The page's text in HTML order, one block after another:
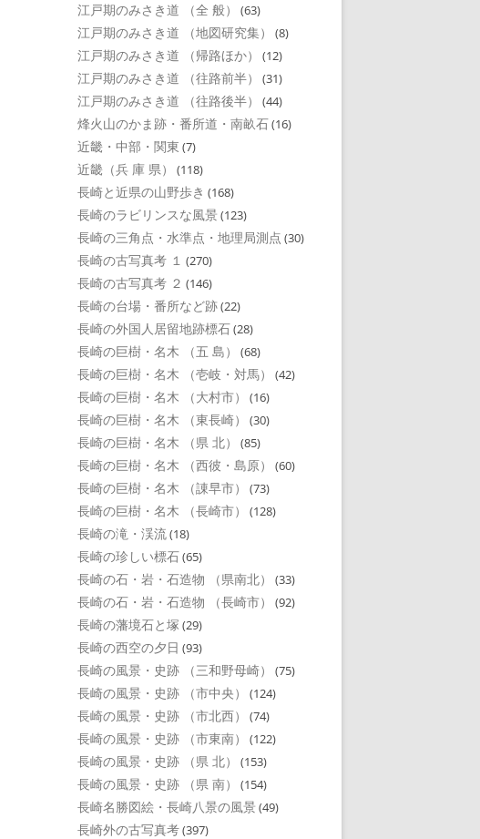
江戸期のみさき道 （全 般） (63)
江戸期のみさき道 （地図研究集） (8)
江戸期のみさき道 （帰路ほか） (12)
江戸期のみさき道 （往路前半） (31)
江戸期のみさき道 （往路後半） (44)
烽火山のかま跡・番所道・南畝石(16)
近畿・中部・関東 (7)
近畿（兵 庫 県） (118)
長崎と近県の山野歩き (168)
長崎のラビリンスな風景 (123)
長崎の三角点・水準点・地理局測点 (30)
長崎の古写真考 １ (270)
長崎の古写真考 ２ (146)
長崎の台場・番所など跡(22)
長崎の外国人居留地跡標石(28)
長崎の巨樹・名木 （五 島） (68)
長崎の巨樹・名木 （壱岐・対馬） (42)
長崎の巨樹・名木 （大村市） (16)
長崎の巨樹・名木 （東長崎） (30)
長崎の巨樹・名木 （県 北） (85)
長崎の巨樹・名木 （西彼・島原） (60)
長崎の巨樹・名木 （諌早市） (73)
長崎の巨樹・名木 （長崎市） (128)
長崎の滝・渓流(18)
長崎の珍しい標石(65)
長崎の石・岩・石造物 （県南北） (33)
長崎の石・岩・石造物 （長崎市） (92)
長崎の藩境石と塚 (29)
長崎の西空の夕日 (93)
長崎の風景・史跡 （三和野母崎） (75)
長崎の風景・史跡 （市中央） (124)
長崎の風景・史跡 （市北西） (74)
長崎の風景・史跡 （市東南） (122)
長崎の風景・史跡 （県 北） (153)
長崎の風景・史跡 （県 南） (154)
長崎名勝図絵・長崎八景の風景 (49)
長崎外の古写真考(397)